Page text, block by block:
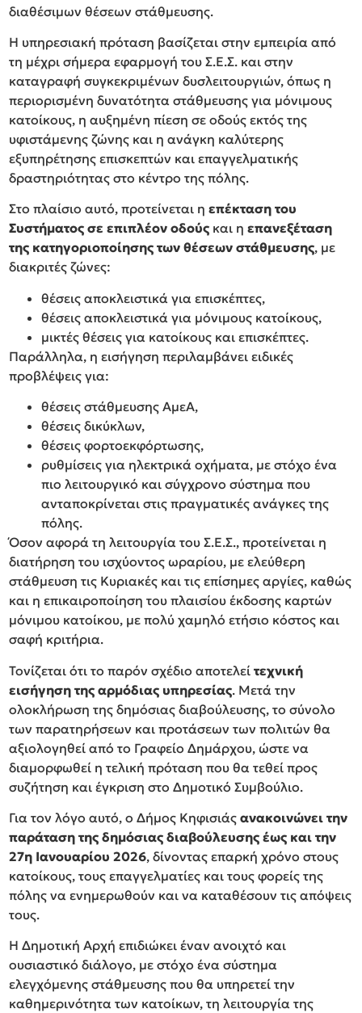
διαθέσιμων θέσεων στάθμευσης.
Η υπηρεσιακή πρόταση βασίζεται στην εμπειρία από
τη μέχρι σήμερα εφαρμογή του Σ.Ε.Σ. και στην
καταγραφή συγκεκριμένων δυσλειτουργιών, όπως η
περιορισμένη δυνατότητα στάθμευσης για μόνιμους
κατοίκους, η αυξημένη πίεση σε οδούς εκτός της
υφιστάμενης ζώνης και η ανάγκη καλύτερης
εξυπηρέτησης επισκεπτών και επαγγελματικής
δραστηριότητας στο κέντρο της πόλης.
Στο πλαίσιο αυτό, προτείνεται ηεπέκταση του
Συστήματος σε επιπλέον οδούς και ηεπανεξέταση
της κατηγοριοποίησης των θέσεων στάθμευσης, με
διακριτές ζώνες:
θέσεις αποκλειστικά για επισκέπτες,
θέσεις αποκλειστικά για μόνιμους κατοίκους,
μικτές θέσεις για κατοίκους και επισκέπτες.
Παράλληλα, η εισήγηση περιλαμβάνει ειδικές
προβλέψεις για:
θέσεις στάθμευσης ΑμεΑ,
θέσεις δικύκλων,
θέσεις φορτοεκφόρτωσης,
ρυθμίσεις για ηλεκτρικά οχήματα, με στόχο ένα
πιο λειτουργικό και σύγχρονο σύστημα που
ανταποκρίνεται στις πραγματικές ανάγκες της
πόλης.
Όσον αφορά τη λειτουργία του Σ.Ε.Σ., προτείνεται η
διατήρηση του ισχύοντος ωραρίου, με ελεύθερη
στάθμευση τις Κυριακές και τις επίσημες αργίες, καθώς
και η επικαιροποίηση του πλαισίου έκδοσης καρτών
μόνιμου κατοίκου, με πολύ χαμηλό ετήσιο κόστος και
σαφή κριτήρια.
Τονίζεται ότι το παρόν σχέδιο αποτελείτεχνική
εισήγηση της αρμόδιας υπηρεσίας. Μετά την
ολοκλήρωση της δημόσιας διαβούλευσης, το σύνολο
των παρατηρήσεων και προτάσεων των πολιτών θα
αξιολογηθεί από το Γραφείο Δημάρχου, ώστε να
διαμορφωθεί η τελική πρόταση που θα τεθεί προς
συζήτηση και έγκριση στο Δημοτικό Συμβούλιο.
Για τον λόγο αυτό, ο Δήμος Κηφισιάςανακοινώνει την
παράταση της δημόσιας διαβούλευσης έως και την
27η Ιανουαρίου 2026, δίνοντας επαρκή χρόνο στους
κατοίκους, τους επαγγελματίες και τους φορείς της
πόλης να ενημερωθούν και να καταθέσουν τις απόψεις
τους.
Η Δημοτική Αρχή επιδιώκει έναν ανοιχτό και
ουσιαστικό διάλογο, με στόχο ένα σύστημα
ελεγχόμενης στάθμευσης που θα υπηρετεί την
καθημερινότητα των κατοίκων, τη λειτουργία της